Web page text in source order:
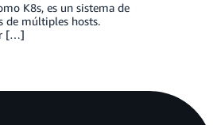
K8s, es un sistema de
de múltiples hosts.
[…]